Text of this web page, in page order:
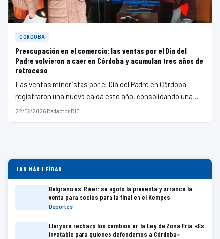
CÓRDOBA
Preocupación en el comercio: las ventas por el Día del
Padre volvieron a caer en Córdoba y acumulan tres años de
retroceso
Las ventas minoristas por el Día del Padre en Córdoba
registraron una nueva caída este año, consolidando una…
22/06/2026·Redactor R10
LAS MÁS LEÍDAS
Belgrano vs. River: se agotó la preventa y arranca la
venta para socios para la final en el Kempes
Deportes
Llaryora rechazó los cambios en la Ley de Zona Fría: «Es
invotable para quienes defendemos a Córdoba»